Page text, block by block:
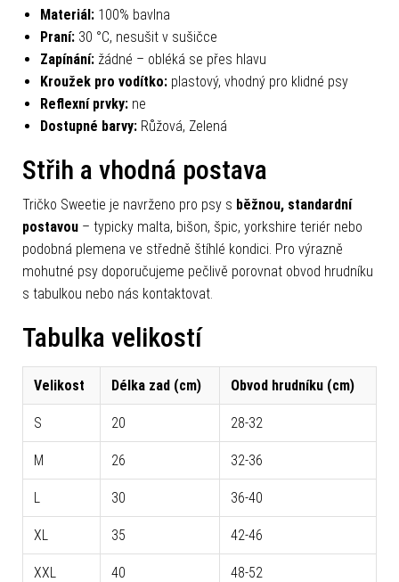
Materiál: 100% bavlna
Praní: 30 °C, nesušit v sušičce
Zapínání: žádné – obléká se přes hlavu
Kroužek pro vodítko: plastový, vhodný pro klidné psy
Reflexní prvky: ne
Dostupné barvy: Růžová, Zelená
Střih a vhodná postava
Tričko Sweetie je navrženo pro psy s běžnou, standardní
postavou – typicky malta, bišon, špic, yorkshire teriér nebo
podobná plemena ve středně štíhlé kondici. Pro výrazně
mohutné psy doporučujeme pečlivě porovnat obvod hrudníku
s tabulkou nebo nás kontaktovat.
Tabulka velikostí
Velikost Délka zad (cm) Obvod hrudníku (cm)
S 20 28-32
M 26 32-36
L 30 36-40
XL 35 42-46
XXL 40 48-52